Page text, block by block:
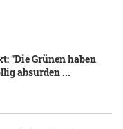
"Die Grünen haben
absurden ...